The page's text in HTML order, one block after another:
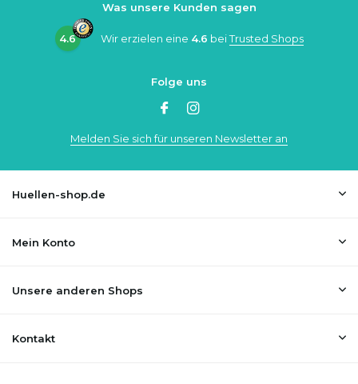
Was unsere Kunden sagen
4.6 Wir erzielen eine 4.6 beiTrusted Shops
Folge uns
Melden Sie sich für unseren Newsletter an
Huellen-shop.de
Mein Konto
Unsere anderen Shops
Kontakt